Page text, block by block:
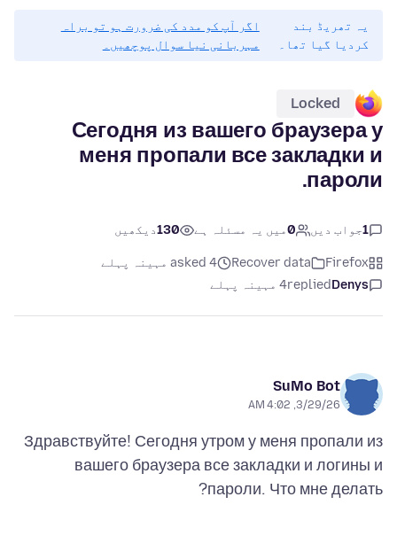
یہ تھریڈ بند
کردیا گیا تھا۔
اگر آپ کو مدد کی ضرورت ہو تو براہ
مہربانی نیا سوال پوچھیں۔
Locked
Сегодня из вашего браузера у
меня пропали все закладки и
пароли.
1جواب دیں 0میں یہ مسئلہ ہے 130دیکھیں
Firefox
Recover data
asked 4 مہینہ پہلے
Denys
replied4 مہینہ پہلے
SuMo Bot
3/29/26, 4:02 AM
Здравствуйте! Сегодня утром у меня пропали из
вашего браузера все закладки и логины и
пароли. Что мне делать?